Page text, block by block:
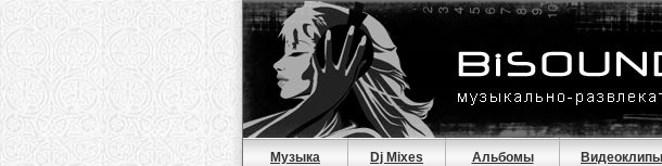
Музыка Dj Mixes Альбомы Видеоклипы